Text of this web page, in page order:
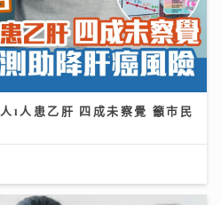
1人患乙肝 四成未察覺 籲市民